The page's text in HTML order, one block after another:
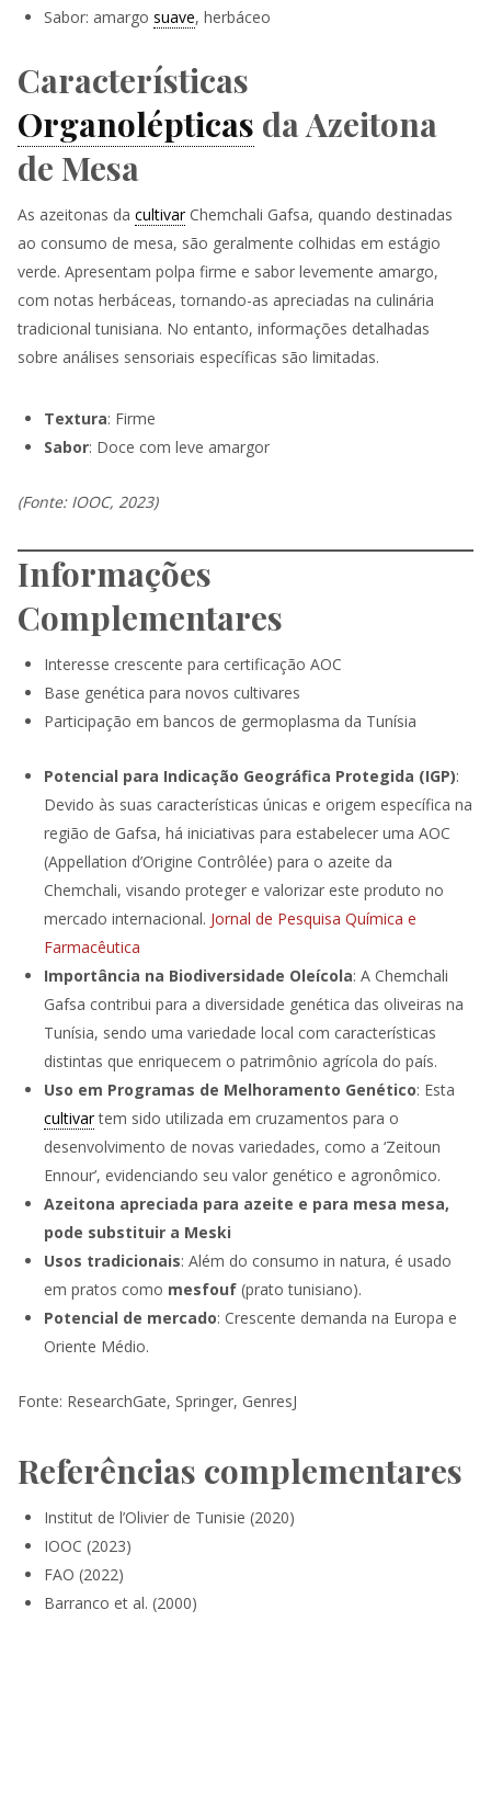
Sabor: amargo suave, herbáceo
Características
Organolépticas da Azeitona
de Mesa
As azeitonas da cultivarChemchali Gafsa, quando destinadas
ao consumo de mesa, são geralmente colhidas em estágio
verde. Apresentam polpa firme e sabor levemente amargo,
com notas herbáceas, tornando-as apreciadas na culinária
tradicional tunisiana. No entanto, informações detalhadas
sobre análises sensoriais específicas são limitadas.
Textura: Firme
Sabor: Doce com leve amargor
(Fonte: IOOC, 2023)
Informações
Complementares
Interesse crescente para certificação AOC
Base genética para novos cultivares
Participação em bancos de germoplasma da Tunísia
Potencial para Indicação Geográfica Protegida (IGP):
Devido às suas características únicas e origem específica na
região de Gafsa, há iniciativas para estabelecer uma AOC
(Appellation d’Origine Contrôlée) para o azeite da
Chemchali, visando proteger e valorizar este produto no
mercado internacional. ​ Jornal de Pesquisa Química e
Farmacêutica
Importância na Biodiversidade Oleícola: A Chemchali
Gafsa contribui para a diversidade genética das oliveiras na
Tunísia, sendo uma variedade local com características
distintas que enriquecem o patrimônio agrícola do país.
Uso em Programas de Melhoramento Genético: Esta
cultivartem sido utilizada em cruzamentos para o
desenvolvimento de novas variedades, como a ‘Zeitoun
Ennour’, evidenciando seu valor genético e agronômico.
Azeitona apreciada para azeite e para mesa mesa,
pode substituir a Meski
Usos tradicionais: Além do consumo in natura, é usado
em pratos como mesfouf (prato tunisiano).
Potencial de mercado: Crescente demanda na Europa e
Oriente Médio.
Fonte: ResearchGate, Springer, GenresJ
Referências complementares
Institut de l’Olivier de Tunisie (2020)
IOOC (2023)
FAO (2022)
Barranco et al. (2000)